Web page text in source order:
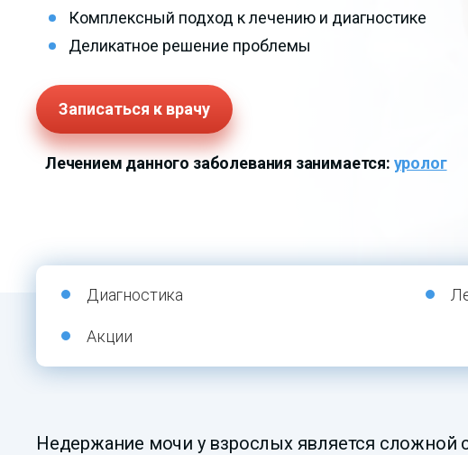
Комплексный подход к лечению и диагностике
Деликатное решение проблемы
Записаться к врачу
Лечением данного заболевания занимается: уролог
Диагностика
Акции
Недержание мочи у взрослых является сложной